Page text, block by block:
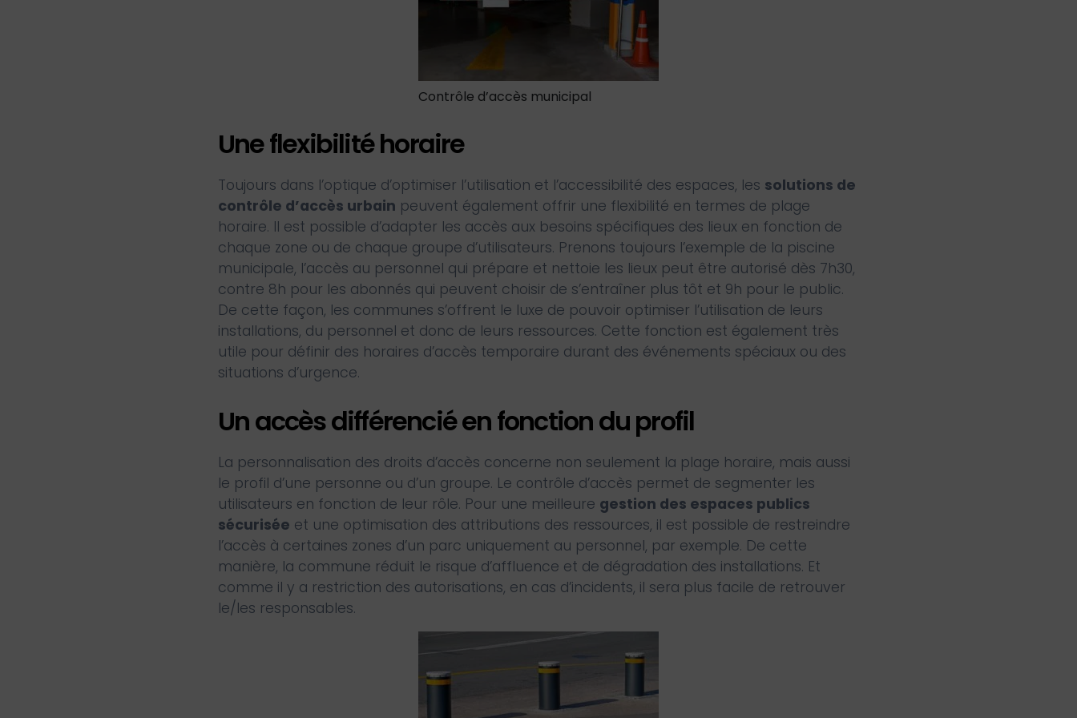
Contrôle d’accès municipal
Une flexibilité horaire
Toujours dans l’optique d’optimiser l’utilisation et l’accessibilité des espaces, les solutions de
contrôle d’accès urbain peuvent également offrir une flexibilité en termes de plage
horaire. Il est possible d’adapter les accès aux besoins spécifiques des lieux en fonction de
chaque zone ou de chaque groupe d’utilisateurs. Prenons toujours l’exemple de la piscine
municipale, l’accès au personnel qui prépare et nettoie les lieux peut être autorisé dès 7h30,
contre 8h pour les abonnés qui peuvent choisir de s’entraîner plus tôt et 9h pour le public.
De cette façon, les communes s’offrent le luxe de pouvoir optimiser l’utilisation de leurs
installations, du personnel et donc de leurs ressources. Cette fonction est également très
utile pour définir des horaires d’accès temporaire durant des événements spéciaux ou des
situations d’urgence.
Un accès différencié en fonction du profil
La personnalisation des droits d’accès concerne non seulement la plage horaire, mais aussi
le profil d’une personne ou d’un groupe. Le contrôle d’accès permet de segmenter les
utilisateurs en fonction de leur rôle. Pour une meilleure gestion des espaces publics
sécurisée et une optimisation des attributions des ressources, il est possible de restreindre
l’accès à certaines zones d’un parc uniquement au personnel, par exemple. De cette
manière, la commune réduit le risque d’affluence et de dégradation des installations. Et
comme il y a restriction des autorisations, en cas d’incidents, il sera plus facile de retrouver
le/les responsables.